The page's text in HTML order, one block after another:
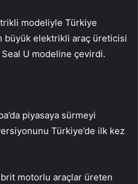
modeliyle Türkiye
büyük elektrikli araç üreticisi
U modeline çevirdi.
piyasaya sürmeyi
Türkiye’de ilk kez
motorlu araçlar üreten